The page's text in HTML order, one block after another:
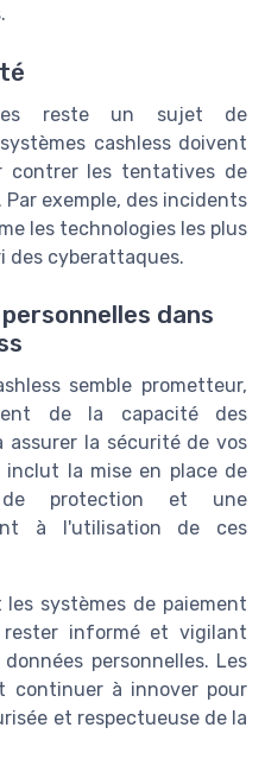
reste un sujet de
cashless doivent
contrer les tentatives de
exemple, des incidents
les technologies les plus
des cyberattaques.
dans
semble prometteur,
de la capacité des
assurer la sécurité de vos
inclut la mise en place de
de protection et une
à l'utilisation de ces
systèmes de paiement
informé et vigilant
personnelles. Les
continuer à innover pour
et respectueuse de la